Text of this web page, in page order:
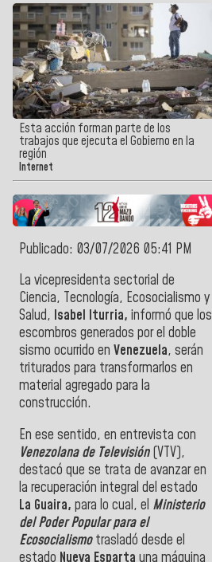
Esta acción forman parte de los
trabajos que ejecuta el Gobierno en la
región
Internet
Publicado: 03/07/2026 05:41 PM
La vicepresidenta sectorial de
Ciencia, Tecnología, Ecosocialismo y
Salud, Isabel Iturria, informó que los
escombros generados por el doble
sismo ocurrido en Venezuela, serán
triturados para transformarlos en
material agregado para la
construcción.
En ese sentido, en entrevista con
Venezolana de Televisión(VTV),
destacó que se trata de avanzar en
la recuperación integral del estado
La Guaira, para lo cual, el Ministerio
del Poder Popular para el
Ecosocialismotrasladó desde el
estado Nueva Esparta una máquina